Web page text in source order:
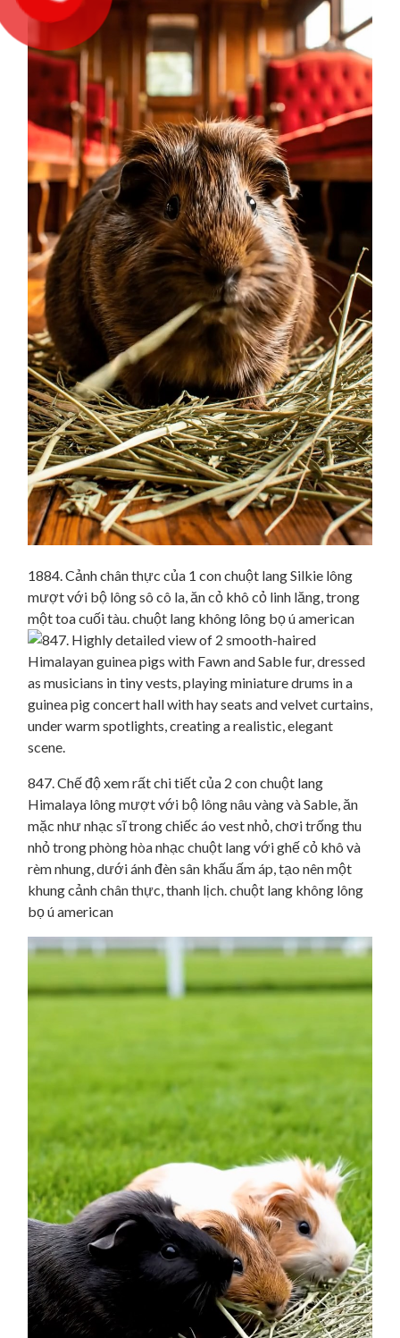
1884. Cảnh chân thực của 1 con chuột lang Silkie lông
mượt với bộ lông sô cô la, ăn cỏ khô cỏ linh lăng, trong
một toa cuối tàu. chuột lang không lông bọ ú american
847. Chế độ xem rất chi tiết của 2 con chuột lang
Himalaya lông mượt với bộ lông nâu vàng và Sable, ăn
mặc như nhạc sĩ trong chiếc áo vest nhỏ, chơi trống thu
nhỏ trong phòng hòa nhạc chuột lang với ghế cỏ khô và
rèm nhung, dưới ánh đèn sân khấu ấm áp, tạo nên một
khung cảnh chân thực, thanh lịch. chuột lang không lông
bọ ú american